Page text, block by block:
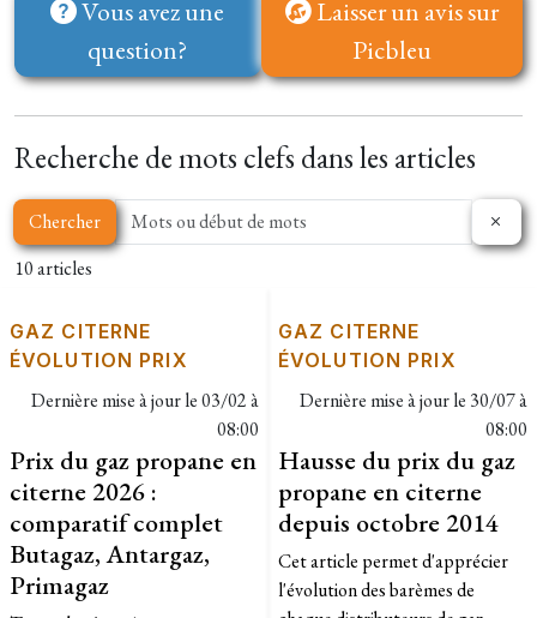
Vous avez une
question?
Laisser un avis sur
Picbleu
Recherche de mots clefs dans les articles
Chercher
10 articles
GAZ CITERNE
ÉVOLUTION PRIX
Dernière mise à jour le03/02 à
08:00
Prix du gaz propane en
citerne 2026 :
comparatif complet
Butagaz, Antargaz,
Primagaz
GAZ CITERNE
ÉVOLUTION PRIX
Dernière mise à jour le 30/07 à
08:00
Hausse du prix du gaz
propane en citerne
depuis octobre 2014
Cet article permet d'apprécier
l'évolution des barèmes de